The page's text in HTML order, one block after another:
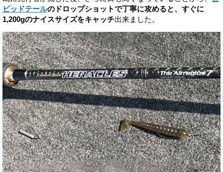
ビッドテールのドロップショットで丁寧に攻めると、すぐに
1,200gのナイスサイズをキャッチ出来ました。